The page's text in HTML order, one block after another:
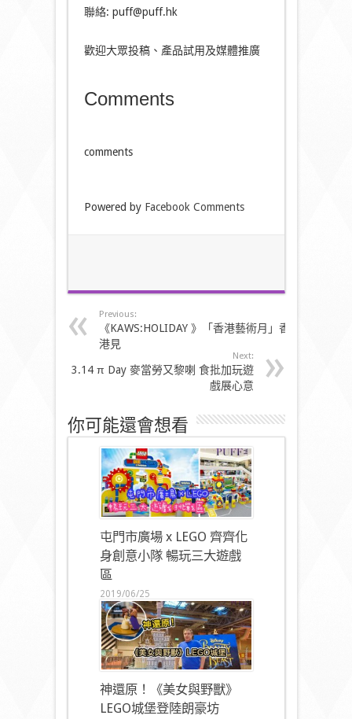
聯絡: puff@puff.hk
歡迎大眾投稿、產品試用及媒體推廣
Comments
comments
Powered by Facebook Comments
Previous:
《KAWS:HOLIDAY 》「香港藝術月」香
港見
Next:
3.14 π Day 麥當勞又黎喇 食批加玩遊
戲展心意
你可能還會想看
屯門市廣場 x LEGO 齊齊化
身創意小隊 暢玩三大遊戲
區
2019/06/25
神還原！《美女與野獸》
LEGO城堡登陸朗豪坊